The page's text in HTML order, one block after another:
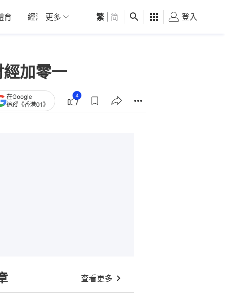
育 經濟 01深圳 觀點 健康 好食玩飛
更多 繁 简 登入
加零一
在Google
追蹤《香港01》
4
查看更多